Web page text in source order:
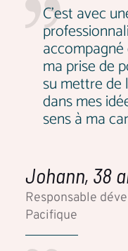
C'est avec
ma prise de
su mettre de
dans mes
sens à ma
Johann, 38
Responsable
Pacifique